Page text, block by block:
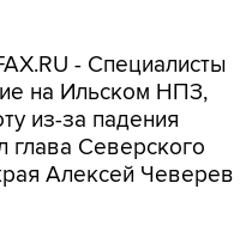
- Специалисты
на Ильском НПЗ,
из-за падения
Северского
Алексей Чеверев